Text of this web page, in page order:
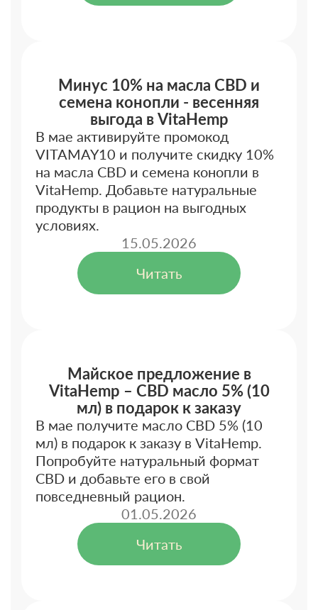
Минус 10% на масла CBD и
семена конопли - весенняя
выгода в VitaHemp
В мае активируйте промокод
VITAMAY10 и получите скидку 10%
на масла CBD и семена конопли в
VitaHemp. Добавьте натуральные
продукты в рацион на выгодных
условиях.
15.05.2026
Читать
Майское предложение в
VitaHemp – CBD масло 5% (10
мл) в подарок к заказу
В мае получите масло CBD 5% (10
мл) в подарок к заказу в VitaHemp.
Попробуйте натуральный формат
CBD и добавьте его в свой
повседневный рацион.
01.05.2026
Читать